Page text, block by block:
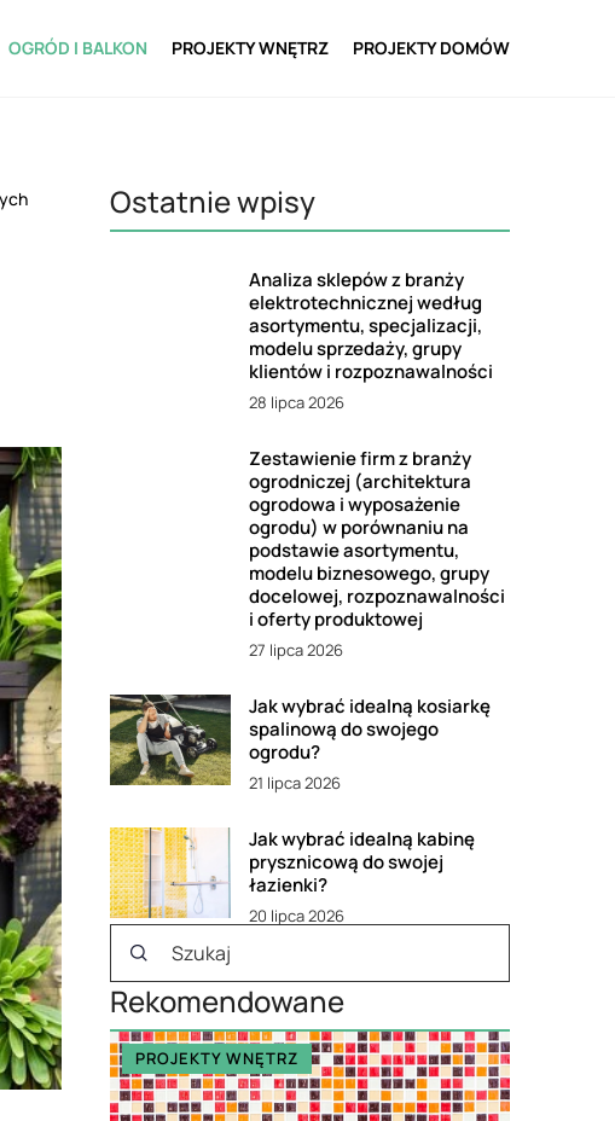
OGRÓD I BALKON PROJEKTY WNĘTRZ PROJEKTY DOMÓW
Ostatnie wpisy
Analiza sklepów z branży
elektrotechnicznej według
asortymentu, specjalizacji,
modelu sprzedaży, grupy
klientów i rozpoznawalności
28 lipca 2026
Zestawienie firm z branży
ogrodniczej (architektura
ogrodowa i wyposażenie
ogrodu) w porównaniu na
podstawie asortymentu,
modelu biznesowego, grupy
docelowej, rozpoznawalności
i oferty produktowej
27 lipca 2026
Jak wybrać idealną kosiarkę
spalinową do swojego
ogrodu?
21 lipca 2026
Jak wybrać idealną kabinę
prysznicową do swojej
łazienki?
20 lipca 2026
Rekomendowane
PROJEKTY WNĘTRZ